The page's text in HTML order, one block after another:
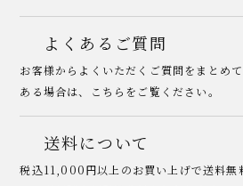
よくあるご質問
お客様からよくいただくご質問をまとめ
ある場合は、こちらをご覧ください。
送料について
税込11,000円以上のお買い上げで送料無